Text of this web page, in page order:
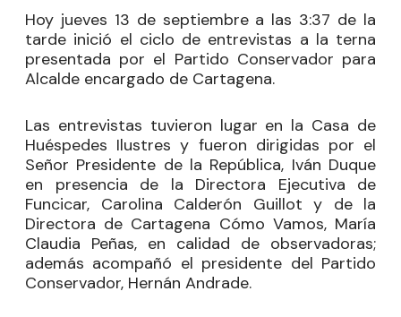
Hoy jueves 13 de septiembre a las 3:37 de la
tarde inició el ciclo de entrevistas a la terna
presentada por el Partido Conservador para
Alcalde encargado de Cartagena.
Las entrevistas tuvieron lugar en la Casa de
Huéspedes Ilustres y fueron dirigidas por el
Señor Presidente de la República, Iván Duque
en presencia de la Directora Ejecutiva de
Funcicar, Carolina Calderón Guillot y de la
Directora de Cartagena Cómo Vamos, María
Claudia Peñas, en calidad de observadoras;
además acompañó el presidente del Partido
Conservador, Hernán Andrade.